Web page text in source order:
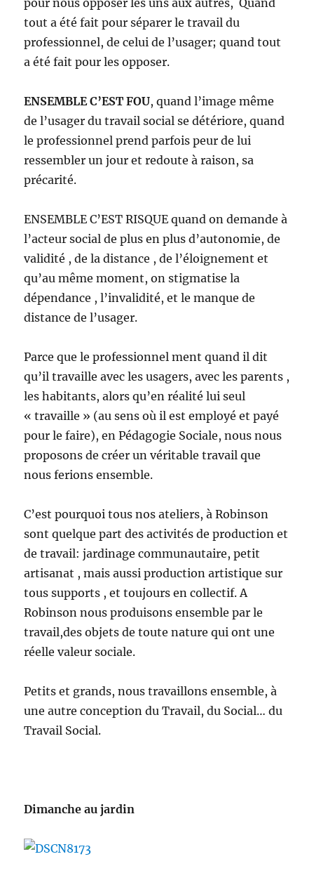
pour nous opposer les uns aux autres, Quand
tout a été fait pour séparer le travail du
professionnel, de celui de l’usager; quand tout
a été fait pour les opposer.
ENSEMBLE C’EST FOU, quand l’image même
de l’usager du travail social se détériore, quand
le professionnel prend parfois peur de lui
ressembler un jour et redoute à raison, sa
précarité.
ENSEMBLE C’EST RISQUE quand on demande à
l’acteur social de plus en plus d’autonomie, de
validité , de la distance , de l’éloignement et
qu’au même moment, on stigmatise la
dépendance , l’invalidité, et le manque de
distance de l’usager.
Parce que le professionnel ment quand il dit
qu’il travaille avec les usagers, avec les parents ,
les habitants, alors qu’en réalité lui seul
« travaille » (au sens où il est employé et payé
pour le faire), en Pédagogie Sociale, nous nous
proposons de créer un véritable travail que
nous ferions ensemble.
C’est pourquoi tous nos ateliers, à Robinson
sont quelque part des activités de production et
de travail: jardinage communautaire, petit
artisanat , mais aussi production artistique sur
tous supports , et toujours en collectif. A
Robinson nous produisons ensemble par le
travail,des objets de toute nature qui ont une
réelle valeur sociale.
Petits et grands, nous travaillons ensemble, à
une autre conception du Travail, du Social… du
Travail Social.
Dimanche au jardin